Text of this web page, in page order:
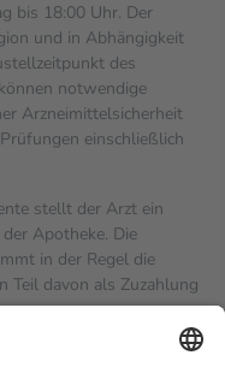
bis 18:00 Uhr. Der
und in Abhängigkeit
des
notwendige
Arzneimittelsicherheit
einschließlich
stellt der Arzt ein
Apotheke. Die
in der Regel die
Teil davon als Zuzahlung
in Höhe von zehn